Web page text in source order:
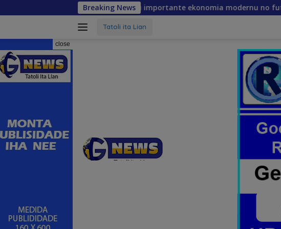
to
Breaking News
umanu importante ekonomia modernu no futuru Lista
Tatoli ita Lian
close